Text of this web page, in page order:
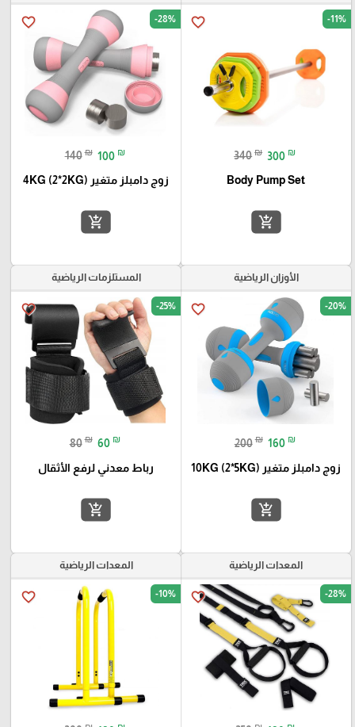
favorite_border -11%
340 ₪ 300 ₪
Body Pump Set
add_shopping_cart
favorite_border -28%
140 ₪ 100 ₪
زوج دامبلز متغير 4KG (2*2KG)
add_shopping_cart
الأوزان الرياضية
favorite_border -20%
200 ₪ 160 ₪
زوج دامبلز متغير 10KG (2*5KG)
add_shopping_cart
المستلزمات الرياضية
favorite_border -25%
80 ₪ 60 ₪
رباط معدني لرفع الأثقال
add_shopping_cart
المعدات الرياضية
favorite_border -28%
المعدات الرياضية
favorite_border -10%